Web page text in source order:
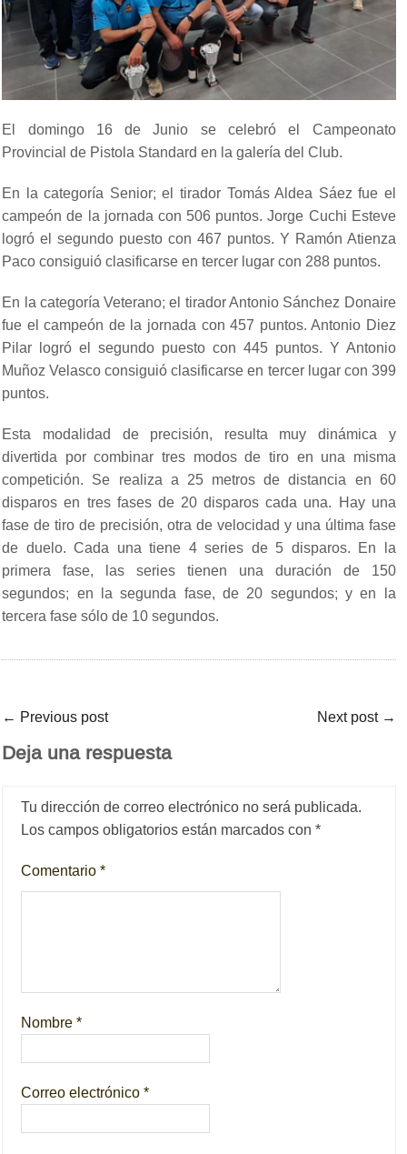
El domingo 16 de Junio se celebró el Campeonato
Provincial de Pistola Standard en la galería del Club.
En la categoría Senior; el tirador Tomás Aldea Sáez fue el
campeón de la jornada con 506 puntos. Jorge Cuchi Esteve
logró el segundo puesto con 467 puntos. Y Ramón Atienza
Paco consiguió clasificarse en tercer lugar con 288 puntos.
En la categoría Veterano; el tirador Antonio Sánchez Donaire
fue el campeón de la jornada con 457 puntos. Antonio Diez
Pilar logró el segundo puesto con 445 puntos. Y Antonio
Muñoz Velasco consiguió clasificarse en tercer lugar con 399
puntos.
Esta modalidad de precisión, resulta muy dinámica y
divertida por combinar tres modos de tiro en una misma
competición. Se realiza a 25 metros de distancia en 60
disparos en tres fases de 20 disparos cada una. Hay una
fase de tiro de precisión, otra de velocidad y una última fase
de duelo. Cada una tiene 4 series de 5 disparos. En la
primera fase, las series tienen una duración de 150
segundos; en la segunda fase, de 20 segundos; y en la
tercera fase sólo de 10 segundos.
← Previous post Next post →
Deja una respuesta
Tu dirección de correo electrónico no será publicada.
Los campos obligatorios están marcados con*
Comentario*
Nombre*
Correo electrónico*